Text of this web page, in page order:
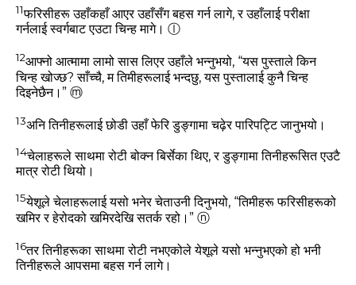
11फरिसीहरू उहाँकहाँ आएर उहाँसँग बहस गर्न लागे, र उहाँलाई परीक्षा
गर्नलाई स्‍वर्गबाट एउटा चिन्‍ह मागे। ⓛ
12आफ्‍नो आत्‍मामा लामो सास लिएर उहाँले भन्‍नुभयो, “यस पुस्‍ताले किन
चिन्‍ह खोज्‍छ? साँच्‍चै, म तिमीहरूलाई भन्‍दछु, यस पुस्‍तालाई कुनै चिन्‍ह
दिइनेछैन।” ⓜ
13अनि तिनीहरूलाई छोडी उहाँ फेरि डुङ्गामा चढ़ेर पारिपट्टि जानुभयो।
14चेलाहरूले साथमा रोटी बोक्‍न बिर्सेका थिए, र डुङ्गामा तिनीहरूसित एउटै
मात्र रोटी थियो।
15येशूले चेलाहरूलाई यसो भनेर चेताउनी दिनुभयो, “तिमीहरू फरिसीहरूको
खमिर र हेरोदको खमिरदेखि सतर्क रहो।” ⓝ
16तर तिनीहरूका साथमा रोटी नभएकोले येशूले यसो भन्‍नुभएको हो भनी
तिनीहरूले आपसमा बहस गर्न लागे।